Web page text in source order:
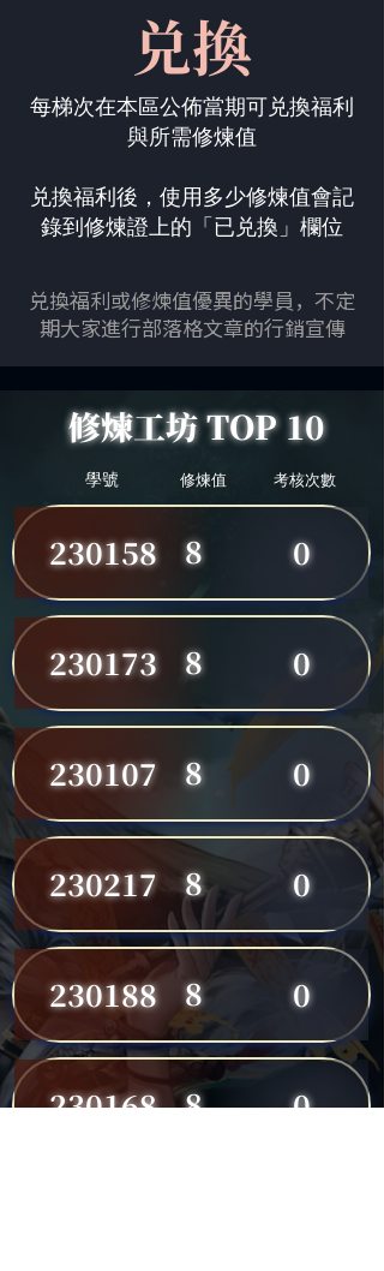
兑換
每梯次在本區公佈當期可兑換福利
與所需修煉值
兑換福利後，使用多少修煉值會記
錄到修煉證上的「已兑換」欄位
兑換福利或修煉值優異的學員，不定
期大家進行部落格文章的行銷宣傳
修煉工坊 TOP 10
學號 修煉值 考核次數
230158 8 0
230173 8 0
230107 8 0
230217 8 0
230188 8 0
230168 8 0